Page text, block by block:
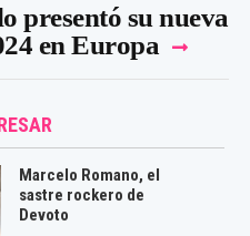
presentó su nueva
en Europa
Marcelo Romano, el
sastre rockero de
Devoto